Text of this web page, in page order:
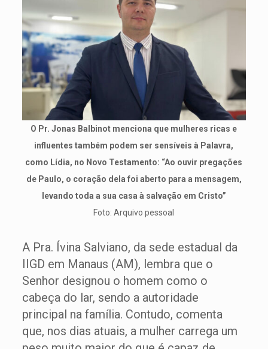
O Pr. Jonas Balbinot menciona que mulheres ricas e
influentes também podem ser sensíveis à Palavra,
como Lídia, no Novo Testamento: “Ao ouvir pregações
de Paulo, o coração dela foi aberto para a mensagem,
levando toda a sua casa à salvação em Cristo”
Foto: Arquivo pessoal
A Pra. Ívina Salviano, da sede estadual da
IIGD em Manaus (AM), lembra que o
Senhor designou o homem como o
cabeça do lar, sendo a autoridade
principal na família. Contudo, comenta
que, nos dias atuais, a mulher carrega um